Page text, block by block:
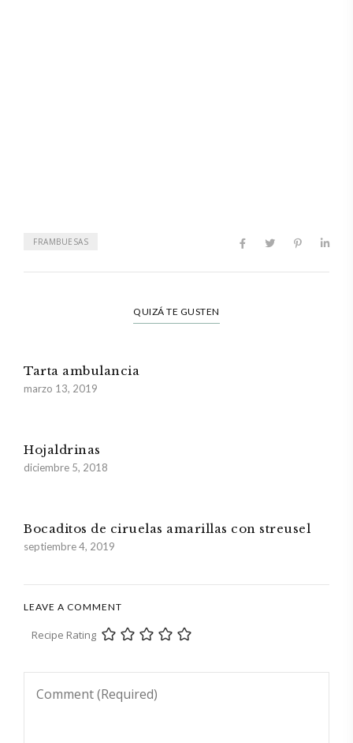
FRAMBUESAS
QUIZÁ TE GUSTEN
Tarta ambulancia
marzo 13, 2019
Hojaldrinas
diciembre 5, 2018
Bocaditos de ciruelas amarillas con streusel
septiembre 4, 2019
LEAVE A COMMENT
Recipe Rating